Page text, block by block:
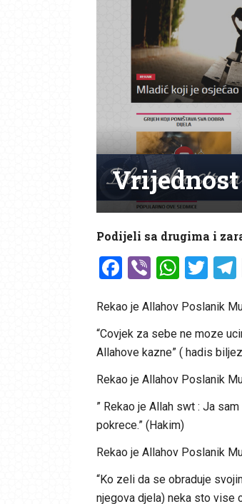
Podijeli sa drugima i
Facebook
Viber
Rekao je Allahov Poslanik
“Covjek za sebe ne moze
Allahove kazne” ( hadis
Rekao je Allahov Poslanik
” Rekao je Allah swt : Ja
pokrece.” (Hakim)
Rekao je Allahov Poslanik
“Ko zeli da se obraduje
njegova djela) neka sto vise